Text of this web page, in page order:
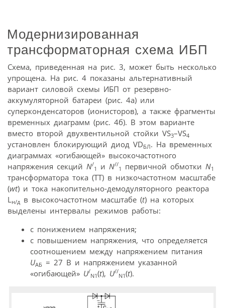
Модернизированная
трансформаторная схема ИБП
Схема, приведенная на рис. 3, может быть несколько
упрощена. На рис. 4 показаны альтернативный
вариант силовой схемы ИБП от резервно-
аккумуляторной батареи (рис. 4а) или
суперконденсаторов (ионисторов), а также фрагменты
временных диаграмм (рис. 4б). В этом варианте
вместо второй двухвентильной стойки VS3–VS4
установлен блокирующий диод VDБЛ. На временных
диаграммах «огибающей» высокочастотного
напряжения секций N/
1 и N//
1 первичной обмотки N1
трансформатора тока (ТТ) в низкочастотном масштабе
(wt) и тока накопительно-демодуляторного реактора
Lн/д в высокочастотном масштабе (t) на которых
выделены интервалы режимов работы:
с понижением напряжения;
с повышением напряжения, что определяется
соотношением между напряжением питания
UАБ = 27 В и напряжением указанной
«огибающей» U/
N1(t), U//
N1(t).